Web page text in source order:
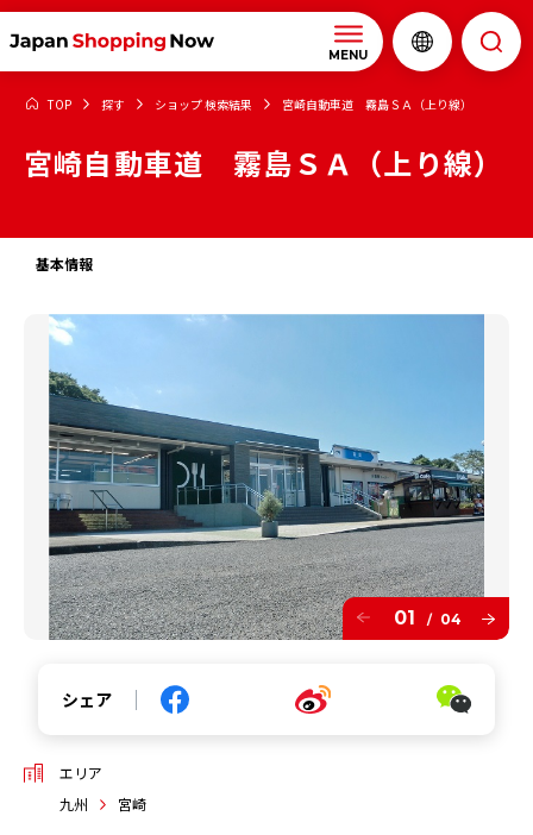
MENU
TOP 探す ショップ 検索結果 宮崎自動車道 霧島ＳＡ（上り線）
宮崎自動車道 霧島ＳＡ（上り線）
基本情報
01 / 04
シェア
エリア
九州
宮崎